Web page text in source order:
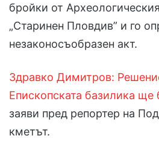
бройки от
„Старинен Пловдив” и го
незаконосъобразен акт.
Здравко Димитров:
Епископската базилика ще
заяви пред репортер на
кметът.